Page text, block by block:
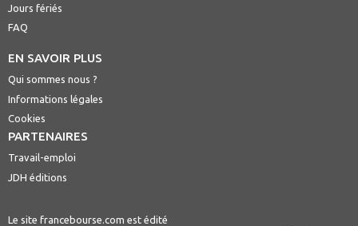
Jours fériés
FAQ
EN SAVOIR PLUS
Qui sommes nous ?
Informations légales
Cookies
PARTENAIRES
Travail-emploi
JDH éditions
Le site francebourse.com est édité